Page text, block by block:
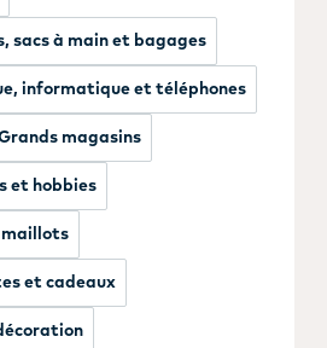
sacs à main et bagages
informatique et téléphones
magasins
et hobbies
maillots
et cadeaux